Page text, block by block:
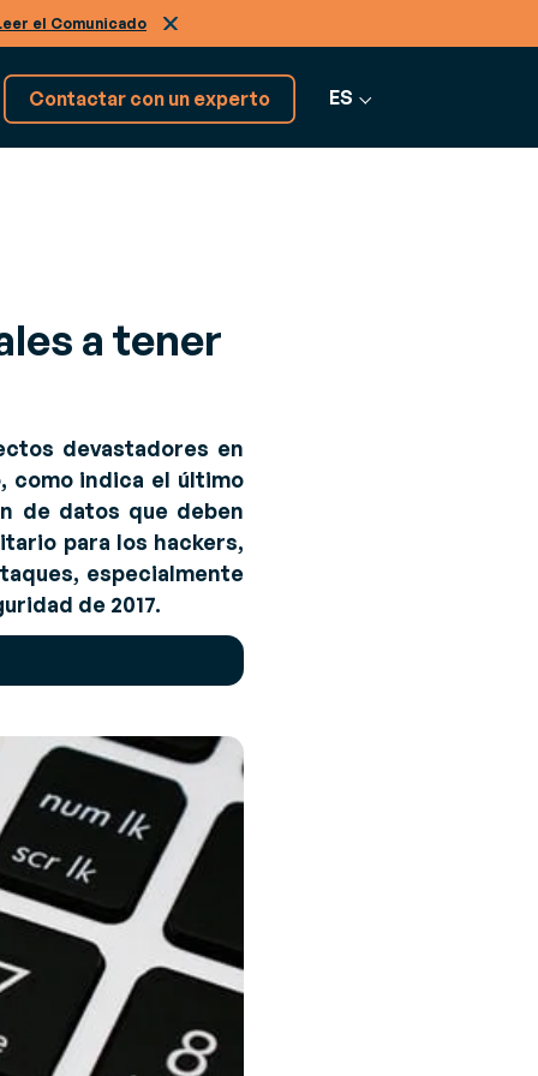
el Comunicado
Ver más software
Contactar con un experto ES
a tener
devastadores en
como indica el último
de datos que deben
para los hackers,
especialmente
de 2017.